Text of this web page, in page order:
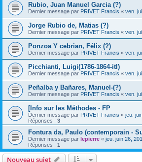
Rubio, Juan Manuel Garcia (?)
Dernier message par PRIVET Francis « ven.
Jorge Rubio de, Matias (?)
Dernier message par PRIVET Francis « ven.
Ponzoa Y cebrian, Félix (?)
Dernier message par PRIVET Francis « ven.
Picchianti, Luigi(1786-1864-itl)
Dernier message par PRIVET Francis « ven.
Peñalba y Bañares, Manuel-(?)
Dernier message par PRIVET Francis « ven.
[Info sur les Méthodes - FP
Dernier message par PRIVET Francis « jeu.
Réponses : 3
Fontura da, Paulo (contemporain -
Dernier message par lepierre « jeu. juin 26,
Réponses : 1
Nouveau sujet